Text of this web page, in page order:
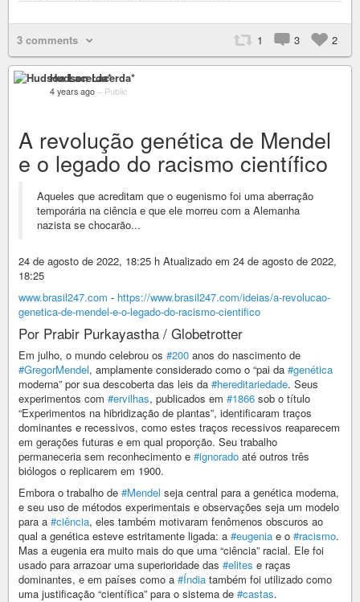
3 comments 1 3 2
Hudson Lacerda*
4 years ago – Public
A revolução genética de Mendel
e o legado do racismo científico
Aqueles que acreditam que o eugenismo foi uma aberração
temporária na ciência e que ele morreu com a Alemanha
nazista se chocarão...
24 de agosto de 2022, 18:25 h Atualizado em 24 de agosto de 2022,
18:25
www.brasil247.com - https://www.brasil247.com/ideias/a-revolucao-
genetica-de-mendel-e-o-legado-do-racismo-cientifico
Por Prabir Purkayastha / Globetrotter
Em julho, o mundo celebrou os #200 anos do nascimento de
#GregorMendel, amplamente considerado como o “pai da #genética
moderna” por sua descoberta das leis da #hereditariedade. Seus
experimentos com #ervilhas, publicados em #1866 sob o título
“Experimentos na hibridização de plantas”, identificaram traços
dominantes e recessivos, como estes traços recessivos reaparecem
em gerações futuras e em qual proporção. Seu trabalho
permaneceria sem reconhecimento e #ignorado até outros três
biólogos o replicarem em 1900.
Embora o trabalho de #Mendel seja central para a genética moderna,
e seu uso de métodos experimentais e observações seja um modelo
para a #ciência, eles também motivaram fenômenos obscuros ao
qual a genética esteve estritamente ligada: a #eugenia e o #racismo.
Mas a eugenia era muito mais do que uma “ciência” racial. Ele foi
usado para arrazoar uma superioridade das #elites e raças
dominantes, e em países como a #Índia também foi utilizado como
uma justificação “científica” para o sistema de #castas.